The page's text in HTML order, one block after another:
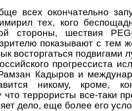
всех окончательно
тех, кого
стороны, шествия
показывают с тем
восторгаться подвигами
прогрессиста
Кадыров и
никому, кроме,
что террористы все-таки
дело, еще более его